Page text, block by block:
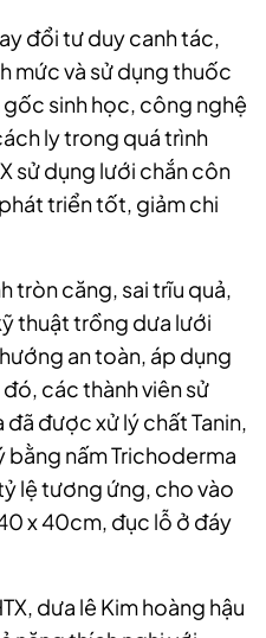
đổi tư duy canh tác,
mức và sử dụng thuốc
sinh học, công nghệ
ly trong quá trình
sử dụng lưới chắn côn
triển tốt, giảm chi
tròn căng, sai trĩu quả,
thuật trồng dưa lưới
an toàn, áp dụng
các thành viên sử
được xử lý chất Tanin,
bằng nấm Trichoderma
lệ tương ứng, cho vào
x 40cm, đục lỗ ở đáy
dưa lê Kim hoàng hậu